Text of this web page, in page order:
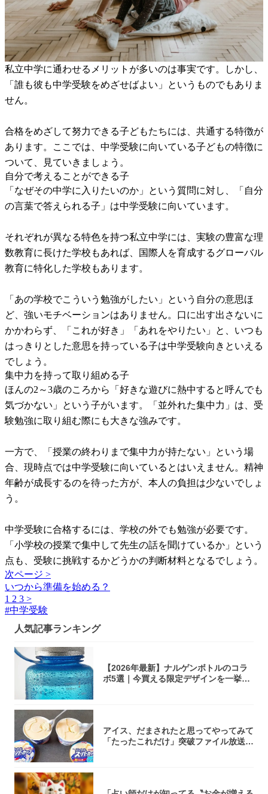
私立中学に通わせるメリットが多いのは事実です。しかし、
「誰も彼も中学受験をめざせばよい」というものでもありま
せん。
合格をめざして努力できる子どもたちには、共通する特徴が
あります。ここでは、中学受験に向いている子どもの特徴に
ついて、見ていきましょう。
自分で考えることができる子
「なぜその中学に入りたいのか」という質問に対し、「自分
の言葉で答えられる子」は中学受験に向いています。
それぞれが異なる特色を持つ私立中学には、実験の豊富な理
数教育に長けた学校もあれば、国際人を育成するグローバル
教育に特化した学校もあります。
「あの学校でこういう勉強がしたい」という自分の意思ほ
ど、強いモチベーションはありません。口に出す出さないに
かかわらず、「これが好き」「あれをやりたい」と、いつも
はっきりとした意思を持っている子は中学受験向きといえる
でしょう。
集中力を持って取り組める子
ほんの2～3歳のころから「好きな遊びに熱中すると呼んでも
気づかない」という子がいます。「並外れた集中力」は、受
験勉強に取り組む際にも大きな強みです。
一方で、「授業の終わりまで集中力が持たない」という場
合、現時点では中学受験に向いているとはいえません。精神
年齢が成長するのを待った方が、本人の負担は少ないでしょ
う。
中学受験に合格するには、学校の外でも勉強が必要です。
「小学校の授業で集中して先生の話を聞けているか」という
点も、受験に挑戦するかどうかの判断材料となるでしょう。
次ページ >
いつから準備を始める？
1 2 3 >
#中学受験
人気記事ランキング
【2026年最新】ナルゲンボトルのコラ
ボ5選｜今買える限定デザインを一挙紹
アイス、だまされたと思ってやってみて
「たったこれだけ」突破ファイル放送で